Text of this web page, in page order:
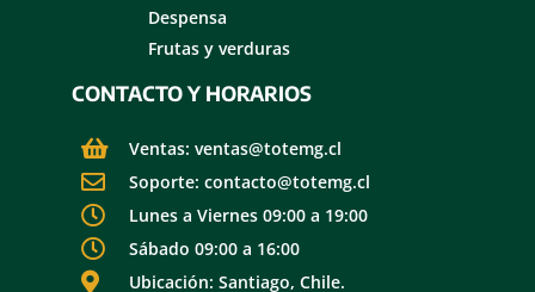
Despensa
Frutas y verduras
CONTACTO Y HORARIOS
Ventas: ventas@totemg.cl
Soporte: contacto@totemg.cl
Lunes a Viernes 09:00 a 19:00
Sábado 09:00 a 16:00
Ubicación: Santiago, Chile.